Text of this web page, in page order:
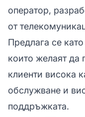
оператор,
от
Предлага се
които желаят да
клиенти висока
обслужване и
поддръжката.